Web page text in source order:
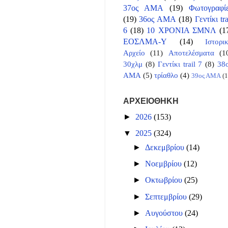
37ος ΑΜΑ
(19)
(19) 36ος ΑΜΑ (18) Γεντίκι
6 (18) 10 ΧΡΟΝΙΑ ΣΜΝΛ
ΕΟΣΛΜΑ-Υ
(14)
Αρχείο
(11) Αποτελέσματα
30χλμ (8) Γεντίκι trail 7 (8)
ΑΜΑ (5) τρίαθλο (4) 39ος ΑΜΑ
ΑΡΧΕΙΟΘΗΚΗ
► 2026 (153)
▼ 2025 (324)
► Δεκεμβρίου(14)
►Νοεμβρίου(12)
►Οκτωβρίου(25)
►Σεπτεμβρίου(29)
► Αυγούστου(24)